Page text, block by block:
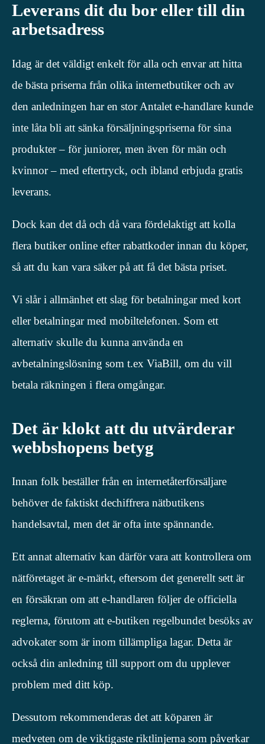
Leverans dit du bor eller till din
arbetsadress
Idag är det väldigt enkelt för alla och envar att hitta
de bästa priserna från olika internetbutiker och av
den anledningen har en stor Antalet e-handlare kunde
inte låta bli att sänka försäljningspriserna för sina
produkter – för juniorer, men även för män och
kvinnor – med eftertryck, och ibland erbjuda gratis
leverans.
Dock kan det då och då vara fördelaktigt att kolla
flera butiker online efter rabattkoder innan du köper,
så att du kan vara säker på att få det bästa priset.
Vi slår i allmänhet ett slag för betalningar med kort
eller betalningar med mobiltelefonen. Som ett
alternativ skulle du kunna använda en
avbetalningslösning som t.ex ViaBill, om du vill
betala räkningen i flera omgångar.
Det är klokt att du utvärderar
webbshopens betyg
Innan folk beställer från en internetåterförsäljare
behöver de faktiskt dechiffrera nätbutikens
handelsavtal, men det är ofta inte spännande.
Ett annat alternativ kan därför vara att kontrollera om
nätföretaget är e-märkt, eftersom det generellt sett är
en försäkran om att e-handlaren följer de officiella
reglerna, förutom att e-butiken regelbundet besöks av
advokater som är inom tillämpliga lagar. Detta är
också din anledning till support om du upplever
problem med ditt köp.
Dessutom rekommenderas det att köparen är
medveten om de viktigaste riktlinjerna som påverkar